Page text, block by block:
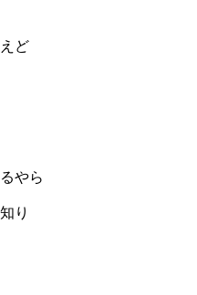
ど
やら
り